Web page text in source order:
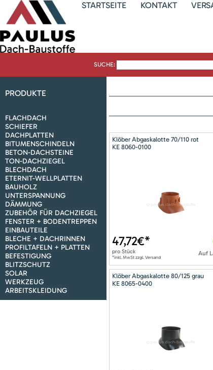
STARTSEITE KONTAKT
SUCHE:
PRODUKTE
FLACHDACH
SCHIEFER
DACHPLATTEN
BITUMENSCHINDELN
BETON-DACHSTEINE
TON-DACHZIEGEL
BLECHDACH
ETERNIT-WELLPLATTEN
BAUHOLZ
UNTERSPANNUNG
DÄMMUNG
ZUBEHÖR FÜR DACHZIEGEL
FENSTER + BODENTREPPEN
EINBAUTEILE
BLECHE + DACHRINNEN
PROFILTAFELN + PLATTEN
BEFESTIGUNG
BLITZSCHUTZ
SOLAR
WERKZEUG
ARBEITSKLEIDUNG
Klöber Abgaskalotte 70/110 rot
KE 8060-0100
Auf
47,72€*
pro Stück
*inkl. MwSt zzgl. Versand
Klöber Abgaskalotte 80/125 grau
KE 8065-0400